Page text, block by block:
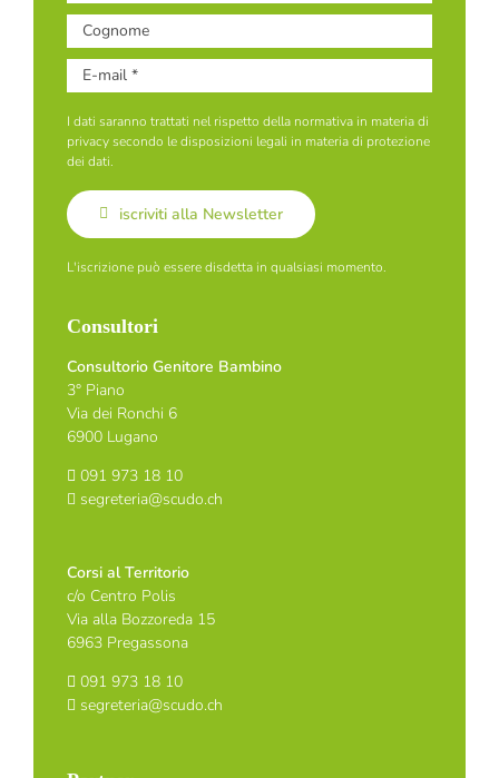
I dati saranno trattati nel rispetto della normativa in materia di
privacy secondo le disposizioni legali in materia di protezione
dei dati.
iscriviti alla Newsletter
L'iscrizione può essere disdetta in qualsiasi momento.
Consultori
Consultorio Genitore Bambino
3° Piano
Via dei Ronchi 6
6900 Lugano
091 973 18 10
segreteria@scudo.ch
Corsi al Territorio
c/o Centro Polis
Via alla Bozzoreda 15
6963 Pregassona
091 973 18 10
segreteria@scudo.ch